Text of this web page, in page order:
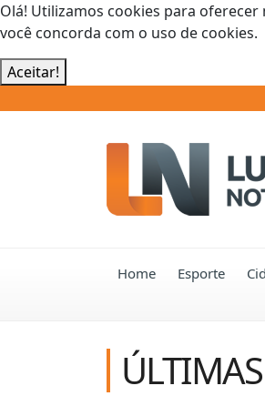
Olá! Utilizamos cookies para
você concorda com o uso de cookies.
Aceitar!
Home Esporte